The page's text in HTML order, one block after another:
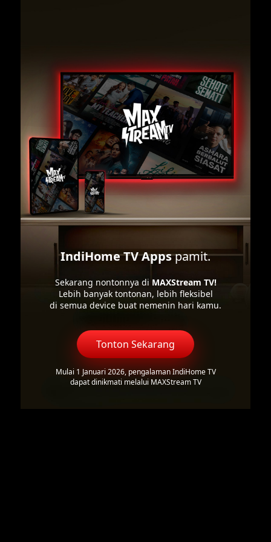
IndiHome TV Appspamit.
Sekarang nontonnya di MAXStream TV!
Lebih banyak tontonan, lebih fleksibel
di semua device buat nemenin hari kamu.
Tonton Sekarang
Mulai 1 Januari 2026, pengalaman IndiHome TV
dapat dinikmati melalui MAXStream TV